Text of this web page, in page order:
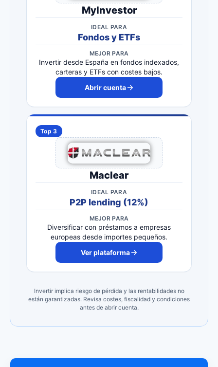
MyInvestor
IDEAL PARA
Fondos y ETFs
MEJOR PARA
Invertir desde España en fondos indexados,
carteras y ETFs con costes bajos.
Abrir cuenta
Top 3
Maclear
IDEAL PARA
P2P lending (12%)
MEJOR PARA
Diversificar con préstamos a empresas
europeas desde importes pequeños.
Ver plataforma
Invertir implica riesgo de pérdida y las rentabilidades no
están garantizadas. Revisa costes, fiscalidad y condiciones
antes de abrir cuenta.